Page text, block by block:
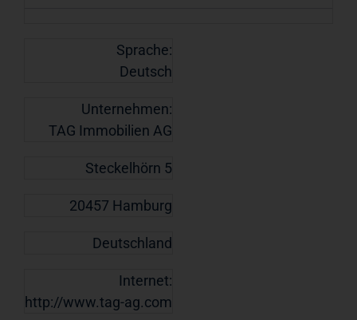
Sprache:
Deutsch
Unternehmen:
TAG Immobilien AG
Steckelhörn 5
20457 Hamburg
Deutschland
Internet:
http://www.tag-ag.com